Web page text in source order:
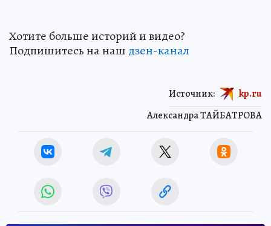
Хотите больше историй и видео?
Подпишитесь на наш дзен-канал
Александра ТАЙБАТРОВА
Источник: kp.ru